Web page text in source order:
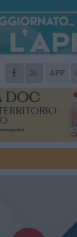
APP